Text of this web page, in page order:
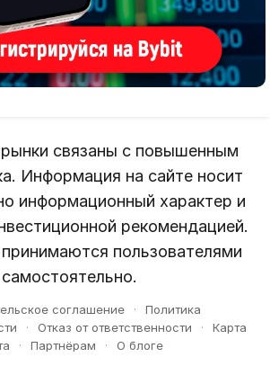
связаны с повышенным
Информация на сайте носит
информационный характер и
рекомендацией.
пользователями
самостоятельно.
соглашение ·
Политика
· Отказ от ответственности ·
Карта
· Партнёрам · О блоге